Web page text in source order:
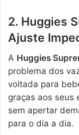
2. Huggies
Ajuste
A Huggies
problema dos
voltada para
graças aos seus
sem apertar
para o dia a dia.